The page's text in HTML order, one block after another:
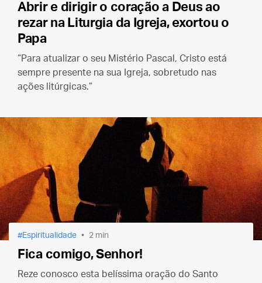
Abrir e dirigir o coração a Deus ao
rezar na Liturgia da Igreja, exortou o
Papa
“Para atualizar o seu Mistério Pascal, Cristo está
sempre presente na sua Igreja, sobretudo nas
ações litúrgicas.”
Espiritualidade 2 min
Fica comigo, Senhor!
Reze conosco esta belíssima oração do Santo